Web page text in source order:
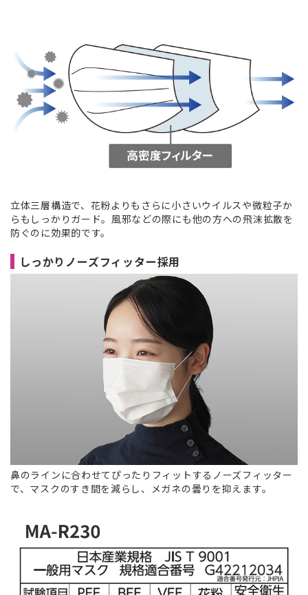
立体三層構造で、花粉よりもさらに小さいウイルスや微粒子か
らもしっかりガード。風邪などの際にも他の方への飛沫拡散を
防ぐのに効果的です。
しっかりノーズフィッター採用
鼻のラインに合わせてぴったりフィットするノーズフィッター
で、マスクのすき間を減らし、メガネの曇りを抑えます。